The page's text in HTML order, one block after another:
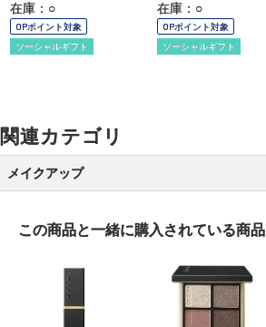
在庫：○
OPポイント対象
ソーシャルギフト
在庫：○
OPポイント対象
ソーシャルギフト
関連カテゴリ
メイクアップ
アイブロウ
この商品と一緒に購入されている商品